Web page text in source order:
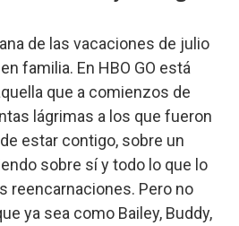
de las vacaciones de julio
familia. En HBO GO está
que a comienzos de
lágrimas a los que fueron
estar contigo, sobre un
sobre sí y todo lo que lo
reencarnaciones. Pero no
ya sea como Bailey, Buddy,